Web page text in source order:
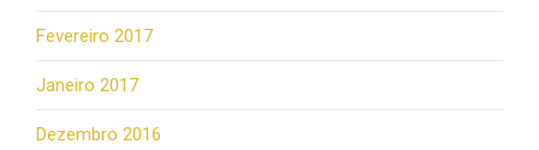
Fevereiro 2017
Janeiro 2017
Dezembro 2016